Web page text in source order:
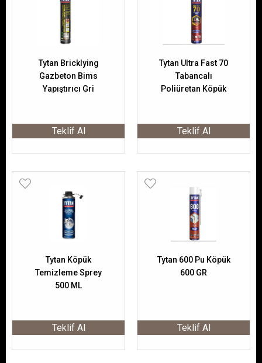
Tytan Bricklying
Gazbeton Bims
Yapıştırıcı Gri
Teklif Al
Tytan Ultra Fast 70
Tabancalı
Poliüretan Köpük
Teklif Al
Tytan Köpük
Temizleme Sprey
500 ML
Teklif Al
Tytan 600 Pu Köpük
600 GR
Teklif Al